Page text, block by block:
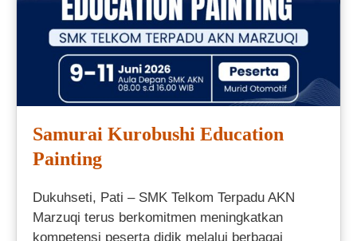
Samurai Kurobushi Education
Painting
Dukuhseti, Pati – SMK Telkom Terpadu AKN
Marzuqi terus berkomitmen meningkatkan
kompetensi peserta didik melalui berbagai